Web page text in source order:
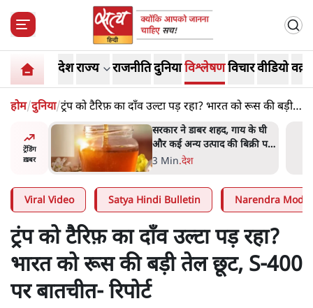
देशराज्य राजनीतिदुनियाविश्लेषणविचारवीडियो
होम/दुनिया/ट्रंप को टैरिफ़ का दाँव उल्टा पड़ रहा? भारत को रूस की बड़ी
तेल छूट, S-400 पर बातचीत- रिपोर्ट
ट्रेंडिंग
ख़बर
के घी
पर
'महाराष्ट्र में गैर बीजेपी वोटरों के
नामों को काटने की बड़ी साज़िश'-
रोहित पवार का आरोप
4 Min.महाराष्ट्र
Viral Video Satya Hindi Bulletin Narendra Modi
ट्रंप को टैरिफ़ का दाँव उल्टा पड़ रहा?
भारत को रूस की बड़ी तेल छूट, S-400
पर बातचीत- रिपोर्ट